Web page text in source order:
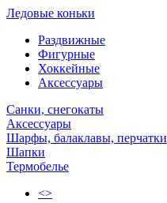
Ледовые коньки
Раздвижные
Фигурные
Хоккейные
Аксессуары
Санки, снегокаты
Аксессуары
Шарфы, балаклавы, перчатки
Шапки
Термобелье
<>